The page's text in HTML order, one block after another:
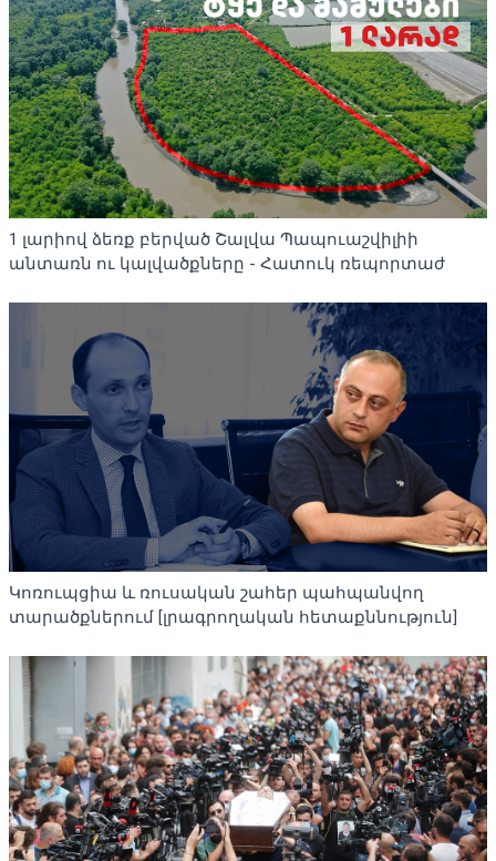
1 լարիով ձեռք բերված Շալվա Պապուաշվիլիի
անտառն ու կալվածքները - Հատուկ ռեպորտաժ
Կոռուպցիա և ռուսական շահեր պահպանվող
տարածքներում [լրագրողական հետաքննություն]